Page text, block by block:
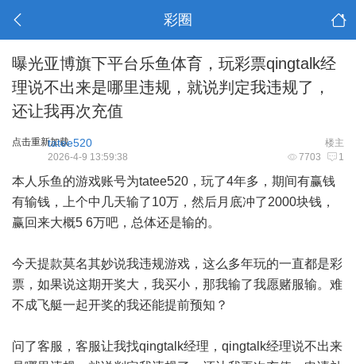
彩圈
曝光亚博旗下平台乐鱼体育，玩彩票qingtalk经
理说不出来是哪里违规，就说判定我违规了，
还让我再次充值
点击重新加载 楼主
tatee520
7703 1
2026-4-9 13:59:38
本人乐鱼的游戏账号为tatee520，玩了4年多，期间有赢钱
有输钱，上个中几天输了10万，然后月底冲了2000块钱，
赢回来大概5 6万吧，总体还是输的。
今天提款莫名其妙说我违规游戏，这么多年玩的一直都是彩
票，如果说这期开奖大，我买小，那我输了我愿赌服输。难
不成飞艇一起开奖的我还能提前预知？
问了客服，客服让我找qingtalk经理，qingtalk经理说不出来